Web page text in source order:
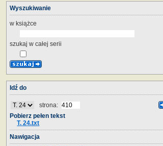
Wyszukiwanie
w książce
szukaj w całej serii
Idź do
strona:
Pobierz pełen tekst
T. 24.txt
Nawigacja